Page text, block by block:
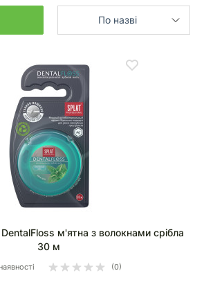
По назві
м'ятна з волокнами срібла
30 м
(0)